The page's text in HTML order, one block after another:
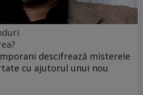
descifrează misterele
cu ajutorul unui nou